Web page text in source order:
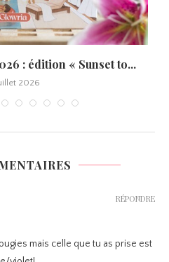
: édition « Sunset to...
2026
mais celle que tu as prise est
RÉPONDRE